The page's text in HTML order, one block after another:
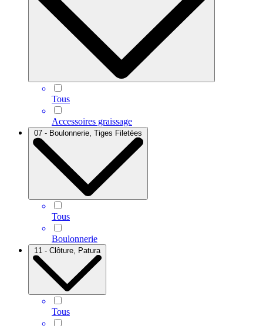
Tous
Accessoires graissage
07 - Boulonnerie, Tiges Filetées
Tous
Boulonnerie
11 - Clôture, Patura
Tous